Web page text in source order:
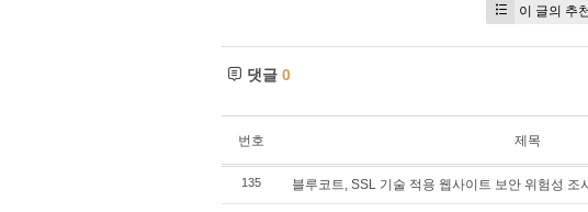
이 글의 추
댓글 0
번호 제목
135 블루코트, SSL 기술 적용 웹사이트 보안 위험성 조